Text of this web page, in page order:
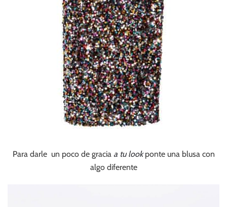
Para darle un poco de gracia a tu lookponte una blusa con
algo diferente